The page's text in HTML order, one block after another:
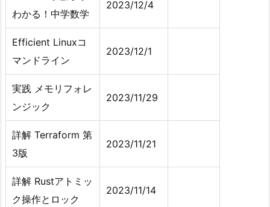
わかる！中学数学
2023/12/4
Efficient Linuxコ
マンドライン
2023/12/1
実践 メモリフォレ
ンジック
2023/11/29
詳解 Terraform 第
3版
2023/11/21
詳解 Rustアトミッ
ク操作とロック
2023/11/14